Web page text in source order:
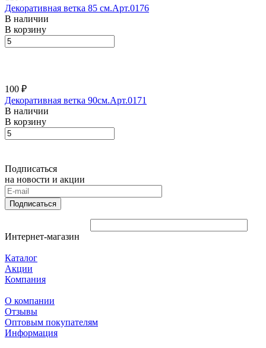
Декоративная ветка 85 см.Арт.0176
В наличии
В корзину
100 ₽
Декоративная ветка 90см.Арт.0171
В наличии
В корзину
Подписаться
на новости и акции
Подписаться
Интернет-магазин
Каталог
Акции
Компания
О компании
Отзывы
Оптовым покупателям
Информация